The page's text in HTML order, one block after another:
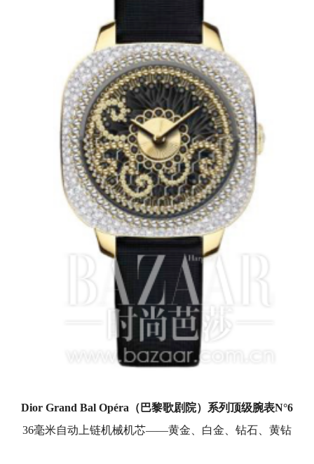
Dior Grand Bal Opéra （巴黎歌剧院）系列顶级腕表N°6
36毫米自动上链机械机芯——黄金、白金、钻石、黄钻